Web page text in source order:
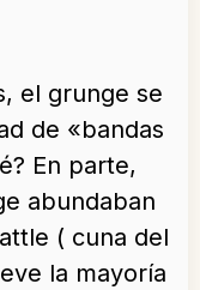
el grunge se
de «bandas
En parte,
abundaban
( cuna del
la mayoría